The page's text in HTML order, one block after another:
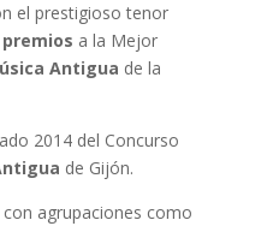
el prestigioso tenor
premios a la Mejor
Antigua de la
2014 del Concurso
de Gijón.
agrupaciones como